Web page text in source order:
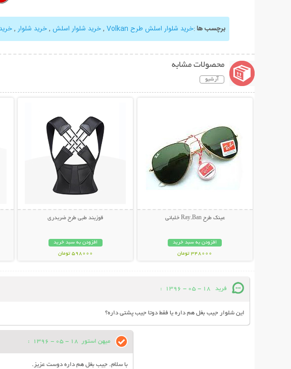
برچسب ها:خرید شلوار اسلش طرح Volkan ,خرید شلوار اسلش ,خرید شلوار ,
محصولات مشابه
آرشیو
عینک طرح Ray.Ban خلبانی
افزودن به سبد خرید
348000 تومان
قوزبند طبی طرح ضربدری
افزودن به سبد خرید
598000 تومان
فريد 18 - 05 - 1396
:
اين شلوار جيب بغل هم داره يا فقط دوتا جيب پشتي داره؟
میهن استور 18 - 05 - 1396
:
با سلام. جیب بغل هم داره دوست عزیز.